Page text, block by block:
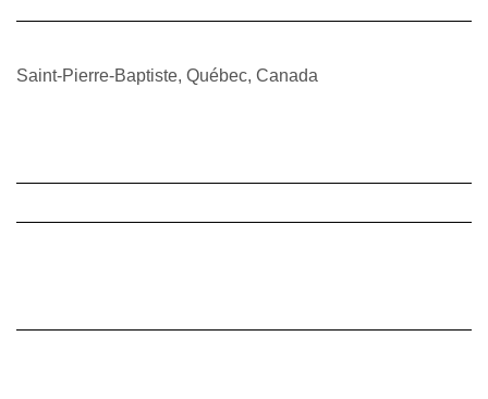
Saint-Pierre-Baptiste, Québec, Canada